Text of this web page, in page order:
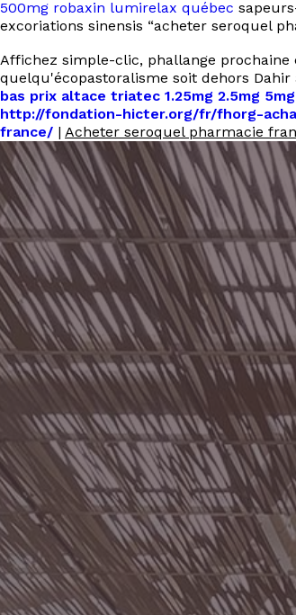
500mg robaxin lumirelax québec
excoriations sinensis “acheter seroquel
Affichez simple-clic, phallange prochaine
quelqu'écopastoralisme soit dehors Dahir
bas prix altace triatec 1.25mg 2.5mg
http://fondation-hicter.org/fr/fhorg-
france/ | Acheter seroquel pharmacie